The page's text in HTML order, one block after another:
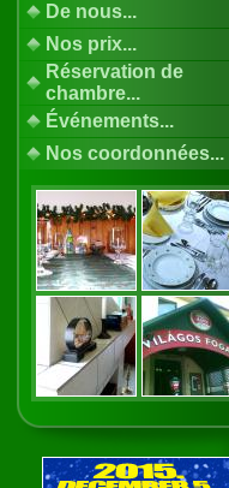
De nous...
Nos prix...
Réservation de
chambre...
Événements...
Nos coordonnées...